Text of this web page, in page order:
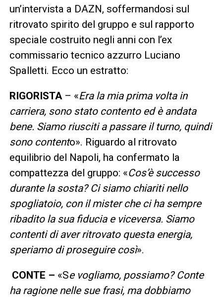
un’intervista a DAZN, soffermandosi sul
ritrovato spirito del gruppo e sul rapporto
speciale costruito negli anni con l’ex
commissario tecnico azzurro Luciano
Spalletti. Ecco un estratto:
RIGORISTA – «Era la mia prima volta in
carriera, sono stato contento ed è andata
bene. Siamo riusciti a passare il turno, quindi
sono contento». Riguardo al ritrovato
equilibrio del Napoli, ha confermato la
compattezza del gruppo: «Cos’è successo
durante la sosta? Ci siamo chiariti nello
spogliatoio, con il mister che ci ha sempre
ribadito la sua fiducia e viceversa. Siamo
contenti di aver ritrovato questa energia,
speriamo di proseguire così».
CONTE – «Se vogliamo, possiamo? Conte
ha ragione nelle sue frasi, ma dobbiamo